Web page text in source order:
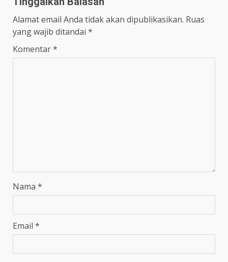
Alamat email Anda tidak akan dipublikasikan. Ruas
yang wajib ditandai *
Komentar*
Nama *
Email *